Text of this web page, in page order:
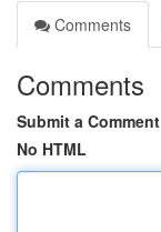
Comments
Comments
Submit a Comment
No HTML